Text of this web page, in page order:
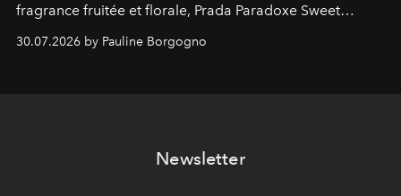
fragrance fruitée et florale, Prada Paradoxe Sweet
Chemistry Eau de Parfum.
30.07.2026 by Pauline Borgogno
Newsletter